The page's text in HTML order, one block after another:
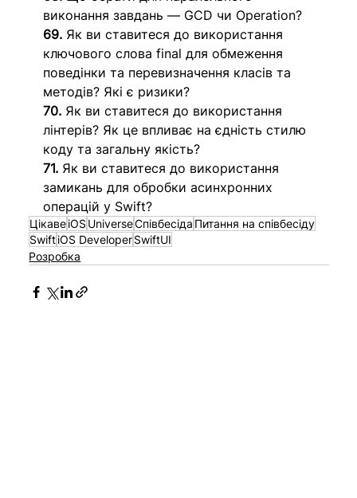
виконання завдань — GCD чи Operation?
69. Як ви ставитеся до використання
ключового слова final для обмеження
поведінки та перевизначення класів та
методів? Які є ризики?
70. Як ви ставитеся до використання
лінтерів? Як це впливає на єдність стилю
коду та загальну якість?
71. Як ви ставитеся до використання
замикань для обробки асинхронних
операцій у Swift?
ЦікавеiOSUniverseСпівбесіда Питання на співбесіду
SwiftiOS DeveloperSwiftUI
Розробка